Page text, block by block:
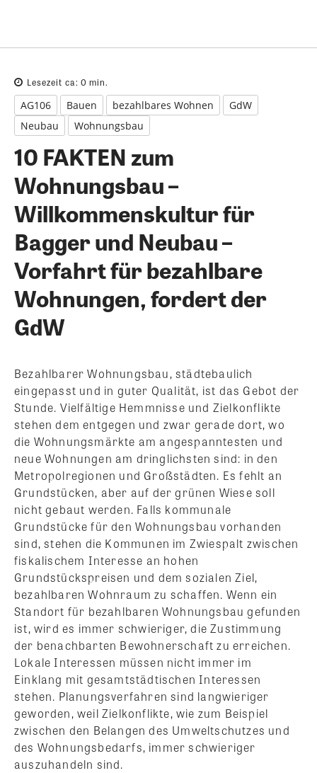
Lesezeit ca: 0 min.
AG106 Bauen bezahlbares Wohnen
GdW
Neubau
Wohnungsbau
10 FAKTEN zum
Wohnungsbau –
Willkommenskultur für
Bagger und Neubau –
Vorfahrt für bezahlbare
Wohnungen, fordert der
GdW
Bezahlbarer Wohnungsbau, städtebaulich
eingepasst und in guter Qualität, ist das Gebot der
Stunde. Vielfältige Hemmnisse und Zielkonflikte
stehen dem entgegen und zwar gerade dort, wo
die Wohnungsmärkte am angespanntesten und
neue Wohnungen am dringlichsten sind: in den
Metropolregionen und Großstädten. Es fehlt an
Grundstücken, aber auf der grünen Wiese soll
nicht gebaut werden. Falls kommunale
Grundstücke für den Wohnungsbau vorhanden
sind, stehen die Kommunen im Zwiespalt zwischen
fiskalischem Interesse an hohen
Grundstückspreisen und dem sozialen Ziel,
bezahlbaren Wohnraum zu schaffen. Wenn ein
Standort für bezahlbaren Wohnungsbau gefunden
ist, wird es immer schwieriger, die Zustimmung
der benachbarten Bewohnerschaft zu erreichen.
Lokale Interessen müssen nicht immer im
Einklang mit gesamtstädtischen Interessen
stehen. Planungsverfahren sind langwieriger
geworden, weil Zielkonflikte, wie zum Beispiel
zwischen den Belangen des Umweltschutzes und
des Wohnungsbedarfs, immer schwieriger
auszuhandeln sind.